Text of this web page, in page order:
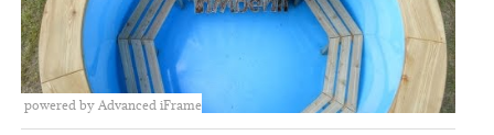
powered by Advanced iFrame